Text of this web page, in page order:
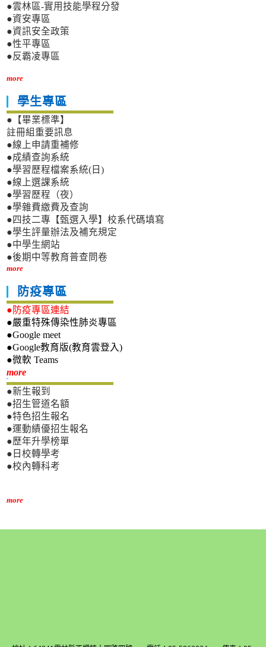
●雲林區-實用技能學程分發
●資安專區
●資訊安全政策
●性平專區
●反霸凌專區
more
學生專區
●【畢業標準】
註冊組重要訊息
●線上申請重補修
●成績查詢系統
●學習歷程檔案系統(日)
●線上選課系統
●學習歷程（夜）
●學雜費繳費及查詢
●四技二專【甄選入學】校系代碼填寫
●學生評量辦法及補充規定
●中學生網站
●後期中等教育普查問卷
more
防疫專區
●防疫專區連結
●嚴重特殊傳染性肺炎專區
●Google meet
●Google教育版(教育雲登入)
●微軟 Teams
more新生專區
●新生報到
●招生管道名額
●特色招生報名
●運動績優招生報名
●歷年升學榜單
●日校轉學考
●校內轉科考
more